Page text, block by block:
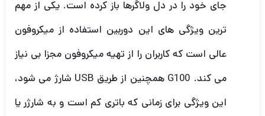
جای خود را در دل ولاگرها باز کرده است. یکی از مهم
ترین ویژگی های این دوربین استفاده از میکروفون
عالی است که کاربران را از تهیه میکروفون مجزا بی نیاز
می کند. G100 همچنین از طریق USB شارژ می شود،
این ویژگی برای زمانی که باتری کم است و به شارژر یا